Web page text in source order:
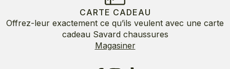
CARTE CADEAU
Offrez-leur exactement ce qu’ils veulent avec une carte
cadeau Savard chaussures
Magasiner